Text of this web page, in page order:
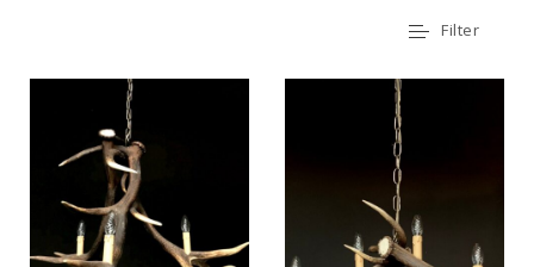
Filter